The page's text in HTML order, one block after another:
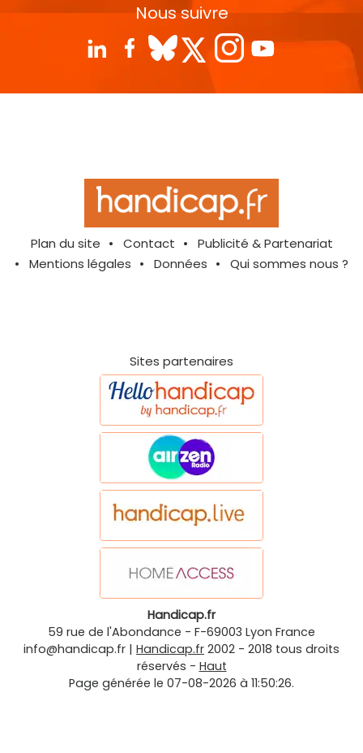
Nous suivre
Plan du site Contact
Publicité & Partenariat
Mentions légales
Données Qui sommes nous ?
Sites partenaires
Handicap.fr
59 rue de l'Abondance - F-69003 Lyon France
info@handicap.fr | Handicap.fr 2002 - 2018 tous droits
réservés - Haut
Page générée le 07-08-2026 à 11:50:26.